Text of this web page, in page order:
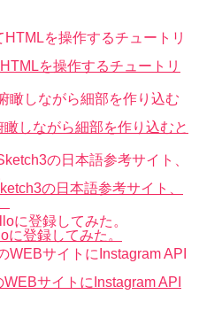
を操作するチュートリ
しながら細部を作り込むと
の日本語参考サイト、
に登録してみた。
サイトにInstagram API